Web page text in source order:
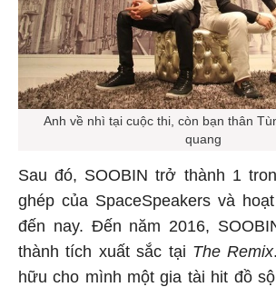
Anh về nhì tại cuộc thi, còn bạn thân
quang
Sau đó, SOOBIN trở thành 1
ghép của SpaceSpeakers và
đến nay. Đến năm 2016,
thành tích xuất sắc tại The Remix
hữu cho mình một gia tài hit đồ